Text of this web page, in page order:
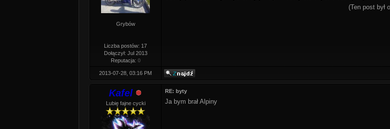
Grybów
Liczba postów: 17
Dołączył: Jul 2013
Reputacja: 0
(Ten post był
2013-07-28, 03:16 PM
Kafel
Lubię fajne cycki
RE: byty
Ja bym brał Alpiny